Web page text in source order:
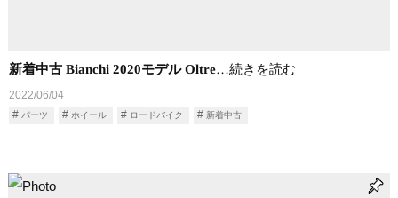
新着中古 Bianchi 2020モデル Oltre…続きを読む
2022/06/04
パーツ ホイール ロードバイク 新着中古